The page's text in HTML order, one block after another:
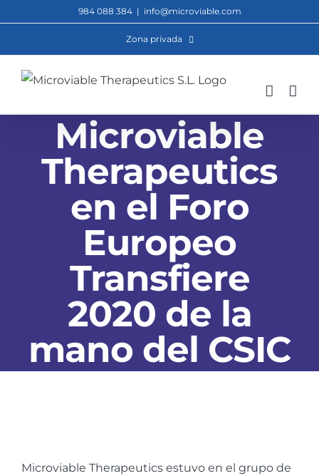
contenido
984 088 384 | info@microviable.com
Zona privada
Microviable
Therapeutics
en el Foro
Europeo
Transfiere
2020 de la
mano del CSIC
imagen
Microviable Therapeutics estuvo en el grupo de